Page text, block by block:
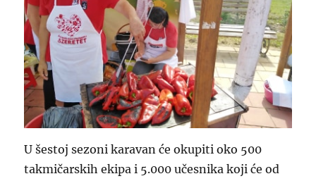
U šestoj sezoni karavan će okupiti oko 500
takmičarskih ekipa i 5.000 učesnika koji će od